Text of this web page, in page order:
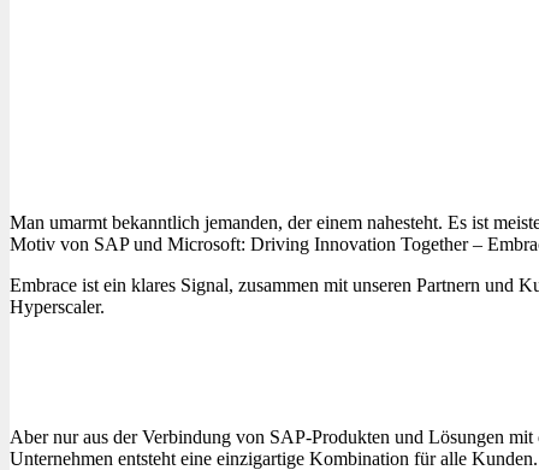
Man umarmt bekanntlich jemanden, der einem nahesteht. Es ist
Motiv von SAP und Microsoft: Driving Innovation Together –
Embrace ist ein klares Signal, zusammen mit unseren Partnern und
Hyperscaler.
Aber nur aus der Verbindung von SAP-Produkten und Lösungen
Unternehmen entsteht eine einzigartige Kombination für alle Kunden.